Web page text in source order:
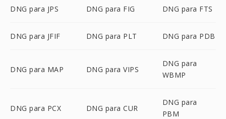
DNG para JPS DNG para FIG DNG para FTS
DNG para JFIF DNG para PLT DNG para PDB
DNG para MAP DNG para VIPS
DNG para
WBMP
DNG para PCX DNG para CUR
DNG para
PBM